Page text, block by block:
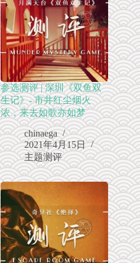
参选测评 | 深圳《双鱼双
生记》- 市井红尘烟火
浓，来去如歌亦如梦
chinaega
2021年4月15日
主题测评